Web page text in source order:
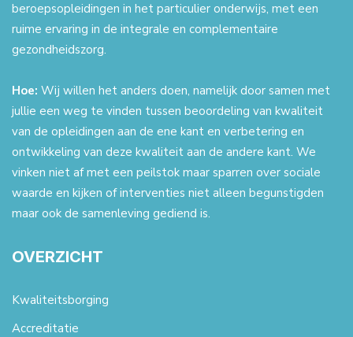
beroepsopleidingen in het particulier onderwijs, met een
ruime ervaring in de integrale en complementaire
gezondheidszorg.
Hoe: Wij willen het anders doen, namelijk door samen met
jullie een weg te vinden tussen beoordeling van kwaliteit
van de opleidingen aan de ene kant en verbetering en
ontwikkeling van deze kwaliteit aan de andere kant. We
vinken niet af met een peilstok maar sparren over sociale
waarde en kijken of interventies niet alleen begunstigden
maar ook de samenleving gediend is.
OVERZICHT
Kwaliteitsborging
Accreditatie